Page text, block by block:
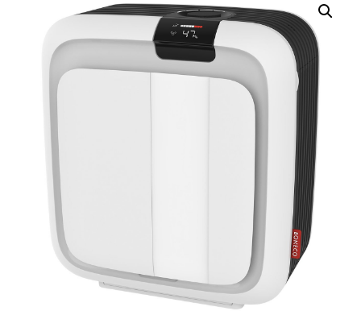
cookie nie sú
potrebné pre
fungovanie
Štatistiky
Aby sme